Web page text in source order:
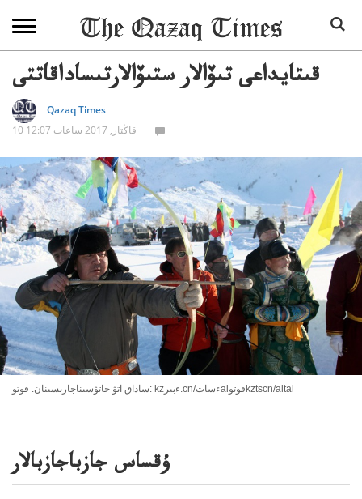
قىتايداعى تىۆالار ستىۆالارتىساداقاتتى
Qazaq Times
10 قاڭتار, 2017 ساعات 12:07
ساداق اتۋ جاتۋسىناجارىسىنان. فوتو: kzءبىر.cn/ءساتaiفوتوkztscn/altai
ۇقساس جازباجازبالار